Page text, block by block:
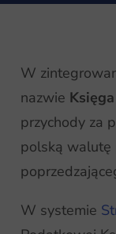
W
nazwie
przychody za
polską walutę
W systemie